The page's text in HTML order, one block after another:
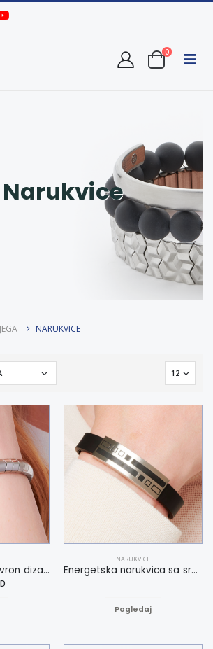
0
Narukvice
NARUKVICE
Flex narukvica u ševron dizajnu XXL
NARUKVICE
Energetska narukvica sa srednjim delom od nerđajućeg čelika
Pogledaj